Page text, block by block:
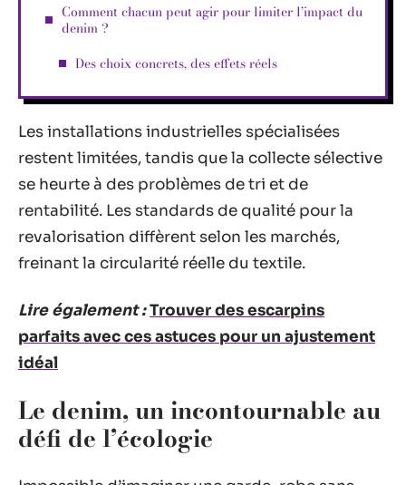
Comment chacun peut agir pour limiter l’impact du
denim ?
Des choix concrets, des effets réels
Les installations industrielles spécialisées
restent limitées, tandis que la collecte sélective
se heurte à des problèmes de tri et de
rentabilité. Les standards de qualité pour la
revalorisation diffèrent selon les marchés,
freinant la circularité réelle du textile.
Lire également :Trouver des escarpins
parfaits avec ces astuces pour un ajustement
idéal
Le denim, un incontournable au
défi de l’écologie